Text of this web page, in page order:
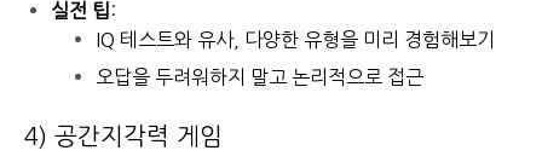
실전 팁 :
IQ 테스트와 유사, 다양한 유형을 미리 경험해보기
오답을 두려워하지 말고 논리적으로 접근
4) 공간지각력 게임